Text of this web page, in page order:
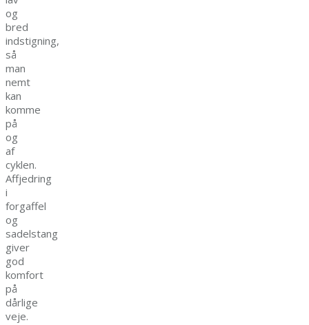
og
bred
indstigning,
så
man
nemt
kan
komme
på
og
af
cyklen.
Affjedring
i
forgaffel
og
sadelstang
giver
god
komfort
på
dårlige
veje.